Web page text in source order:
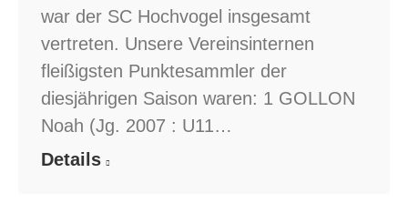
war der SC Hochvogel insgesamt
vertreten. Unsere Vereinsinternen
fleißigsten Punktesammler der
diesjährigen Saison waren: 1 GOLLON
Noah (Jg. 2007 : U11…
Details